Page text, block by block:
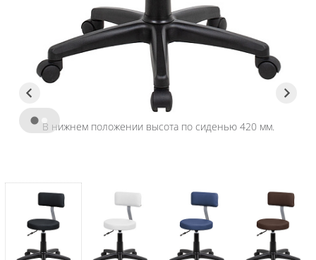
В нижнем положении высота по сиденью 420 мм.